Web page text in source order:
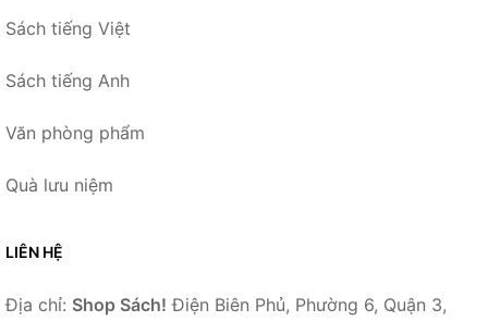
Sách tiếng Việt
Sách tiếng Anh
Văn phòng phẩm
Quà lưu niệm
LIÊN HỆ
Địa chỉ: Shop Sách! Điện Biên Phủ, Phường 6, Quận 3,